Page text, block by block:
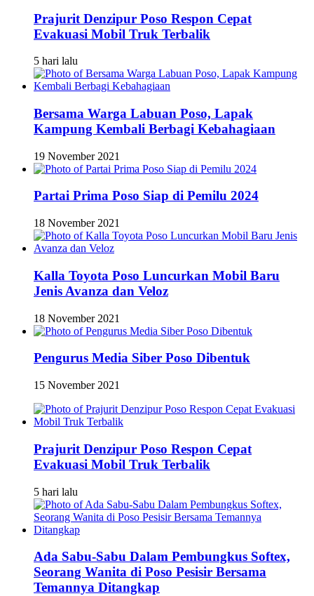
Prajurit Denzipur Poso Respon Cepat
Evakuasi Mobil Truk Terbalik
5 hari lalu
Bersama Warga Labuan Poso, Lapak
Kampung Kembali Berbagi Kebahagiaan
19 November 2021
Partai Prima Poso Siap di Pemilu 2024
18 November 2021
Kalla Toyota Poso Luncurkan Mobil Baru
Jenis Avanza dan Veloz
18 November 2021
Pengurus Media Siber Poso Dibentuk
15 November 2021
Prajurit Denzipur Poso Respon Cepat
Evakuasi Mobil Truk Terbalik
5 hari lalu
Ada Sabu-Sabu Dalam Pembungkus Softex,
Seorang Wanita di Poso Pesisir Bersama
Temannya Ditangkap